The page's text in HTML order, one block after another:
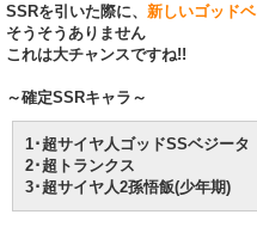
SSRを引いた際に、 新しいゴッド
そうそうありません
これは大チャンスですね!!
～確定SSRキャラ～
1･超サイヤ人ゴッドSSベジータ
2･超トランクス
3･超サイヤ人2孫悟飯(少年期)